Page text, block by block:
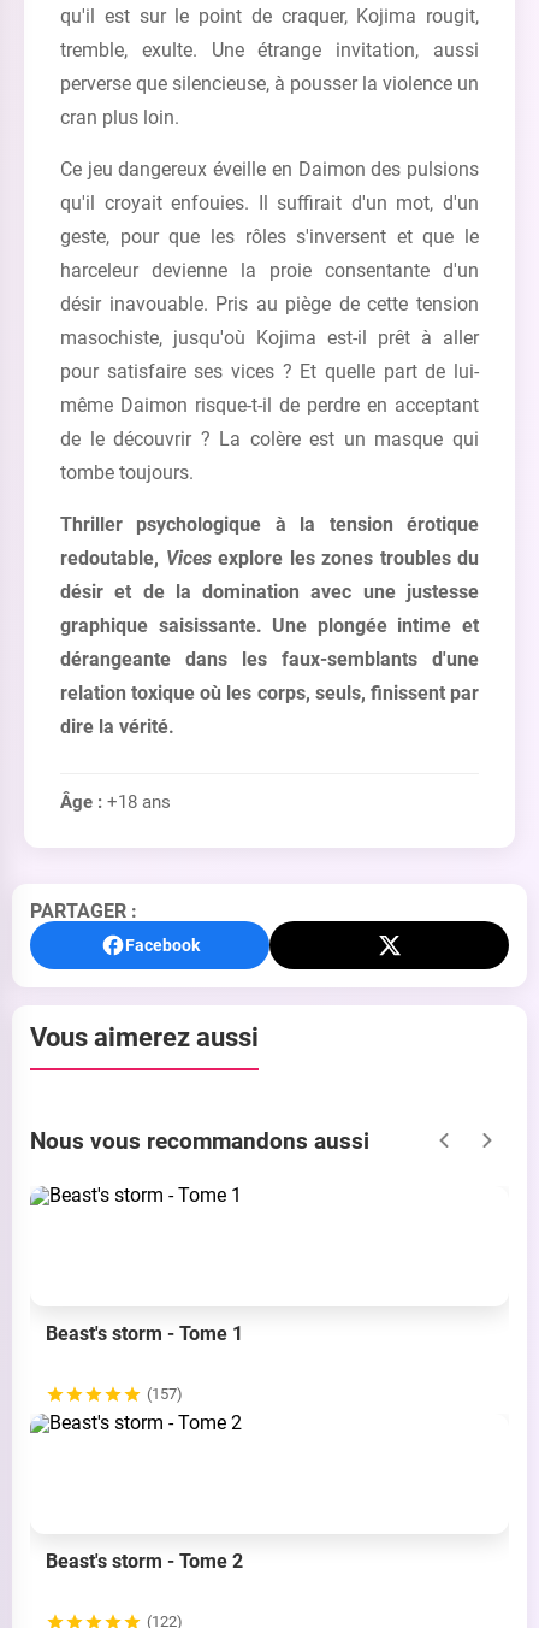
qu'il est sur le point de craquer, Kojima rougit,
tremble, exulte. Une étrange invitation, aussi
perverse que silencieuse, à pousser la violence un
cran plus loin.
Ce jeu dangereux éveille en Daimon des pulsions
qu'il croyait enfouies. Il suffirait d'un mot, d'un
geste, pour que les rôles s'inversent et que le
harceleur devienne la proie consentante d'un
désir inavouable. Pris au piège de cette tension
masochiste, jusqu'où Kojima est-il prêt à aller
pour satisfaire ses vices ? Et quelle part de lui-
même Daimon risque-t-il de perdre en acceptant
de le découvrir ? La colère est un masque qui
tombe toujours.
Thriller psychologique à la tension érotique
redoutable, Vicesexplore les zones troubles du
désir et de la domination avec une justesse
graphique saisissante. Une plongée intime et
dérangeante dans les faux-semblants d'une
relation toxique où les corps, seuls, finissent par
dire la vérité.
Âge : +18 ans
PARTAGER :
Facebook
Vous aimerez aussi
Nous vous recommandons aussi
Beast's storm - Tome 1
(157)
Beast's storm - Tome 2
(122)